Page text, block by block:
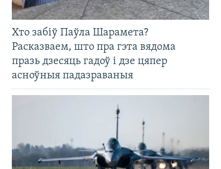
Хто забіў Паўла Шарамета?
Расказваем, што пра гэта вядома
празь дзесяць гадоў і дзе цяпер
асноўныя падазраваныя